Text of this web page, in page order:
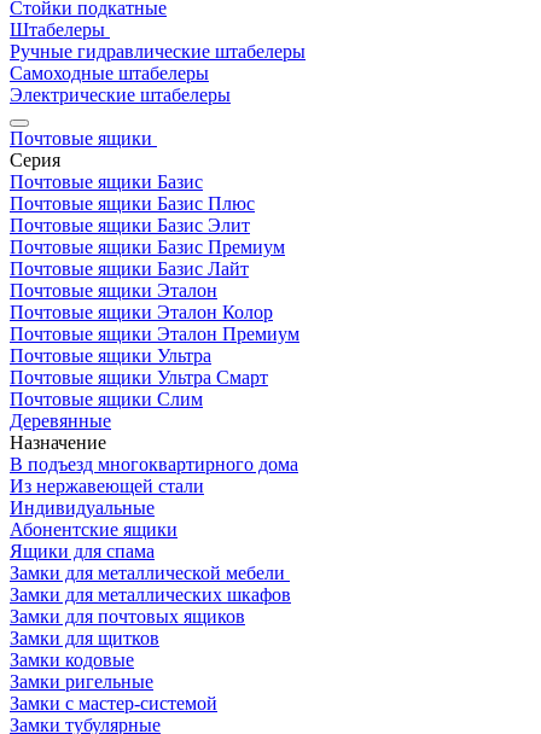
Стойки подкатные
Штабелеры
Ручные гидравлические штабелеры
Самоходные штабелеры
Электрические штабелеры
Почтовые ящики
Серия
Почтовые ящики Базис
Почтовые ящики Базис Плюс
Почтовые ящики Базис Элит
Почтовые ящики Базис Премиум
Почтовые ящики Базис Лайт
Почтовые ящики Эталон
Почтовые ящики Эталон Колор
Почтовые ящики Эталон Премиум
Почтовые ящики Ультра
Почтовые ящики Ультра Смарт
Почтовые ящики Слим
Деревянные
Назначение
В подъезд многоквартирного дома
Из нержавеющей стали
Индивидуальные
Абонентские ящики
Ящики для спама
Замки для металлической мебели
Замки для металлических шкафов
Замки для почтовых ящиков
Замки для щитков
Замки кодовые
Замки ригельные
Замки с мастер-системой
Замки тубулярные